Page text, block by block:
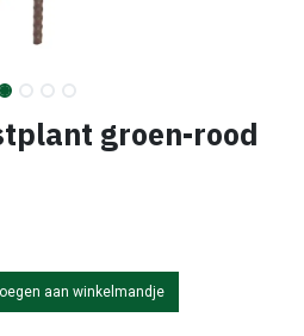
groen-rood
aan winkelmandje